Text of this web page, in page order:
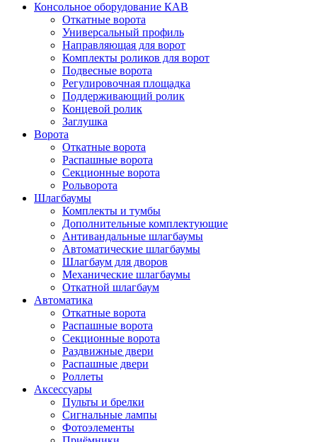
Консольное оборудование КАВ
Откатные ворота
Универсальный профиль
Направляющая для ворот
Комплекты роликов для ворот
Подвесные ворота
Регулировочная площадка
Поддерживающий ролик
Концевой ролик
Заглушка
Ворота
Откатные ворота
Распашные ворота
Секционные ворота
Рольворота
Шлагбаумы
Комплекты и тумбы
Дополнительные комплектующие
Антивандальные шлагбаумы
Автоматические шлагбаумы
Шлагбаум для дворов
Механические шлагбаумы
Откатной шлагбаум
Автоматика
Откатные ворота
Распашные ворота
Секционные ворота
Раздвижные двери
Распашные двери
Роллеты
Аксессуары
Пульты и брелки
Сигнальные лампы
Фотоэлементы